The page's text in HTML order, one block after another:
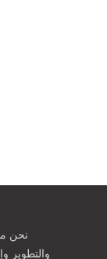
نحن
والتطوير